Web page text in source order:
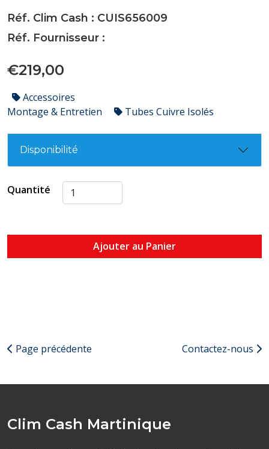
Réf. Clim Cash : CUIS656009
Réf. Fournisseur :
€219,00
Accessoires
Montage & Entretien
Tubes Cuivre Isolés
Disponibilité
Quantité
Ajouter au Panier
Page précédente Contactez-nous
Clim Cash Martinique